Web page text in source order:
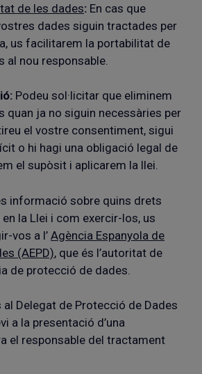
de les dades: En cas que
dades siguin tractades per
us facilitarem la portabilitat de
al nou responsable.
Podeu sol·licitar que eliminem
quan ja no siguin necessàries per
el vostre consentiment, sigui
o hi hagi una obligació legal de
el supòsit i aplicarem la llei.
informació sobre quins drets
la Llei i com exercir-los, us
vos a l’ Agència Espanyola de
(AEPD), que és l’autoritat de
de protecció de dades.
Delegat de Protecció de Dades
a la presentació d’una
el responsable del tractament